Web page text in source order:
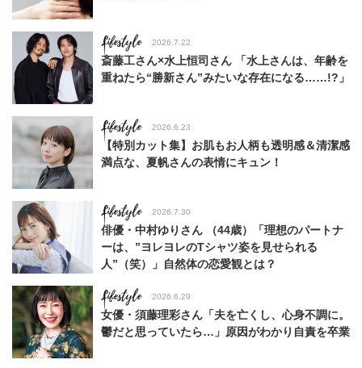
Lifestyle 2026.7.22
斎藤工さん×水上恒司さん 「水上さんは、年齢を
重ねたら“勝新さん”みたいな存在になる……!?」
Lifestyle 2026.6.23
【特別カット集】お肌もお人柄も透明感＆清潔感
満点な、夏帆さんの表情にキュン！
Lifestyle 2026.7.30
俳優・中村ゆりさん （44歳）「理想のパートナ
ーは、”ヨレヨレのTシャツ姿を見せられる
人”（笑）」自然体の恋愛観とは？
Lifestyle 2026.6.29
女優・須藤理彩さん「夫を亡くし、心身不調に。
鬱だと思っていたら…」原因がわかり自責を卒業